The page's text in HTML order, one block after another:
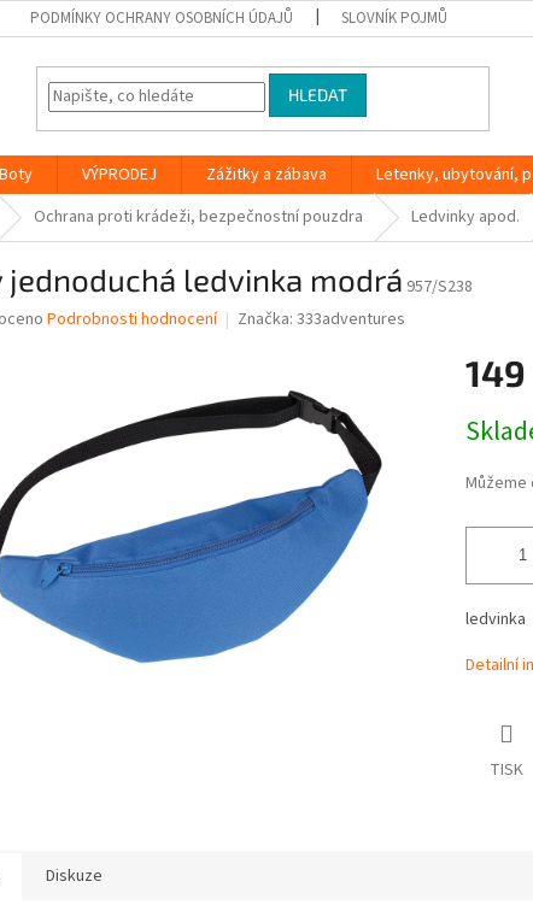
PODMÍNKY OCHRANY OSOBNÍCH ÚDAJŮ SLOVNÍK POJMŮ
HLEDAT
Boty VÝPRODEJ Zážitky a zábava
Letenky, ubytování,
Ochrana proti krádeži, bezpečnostní pouzdra Ledvinky apod.
jednoduchá ledvinka modrá 957/S238
Podrobnosti hodnocení Značka: 333adventures
149
cena:
ledvinka
Detailní
TISK
Diskuze